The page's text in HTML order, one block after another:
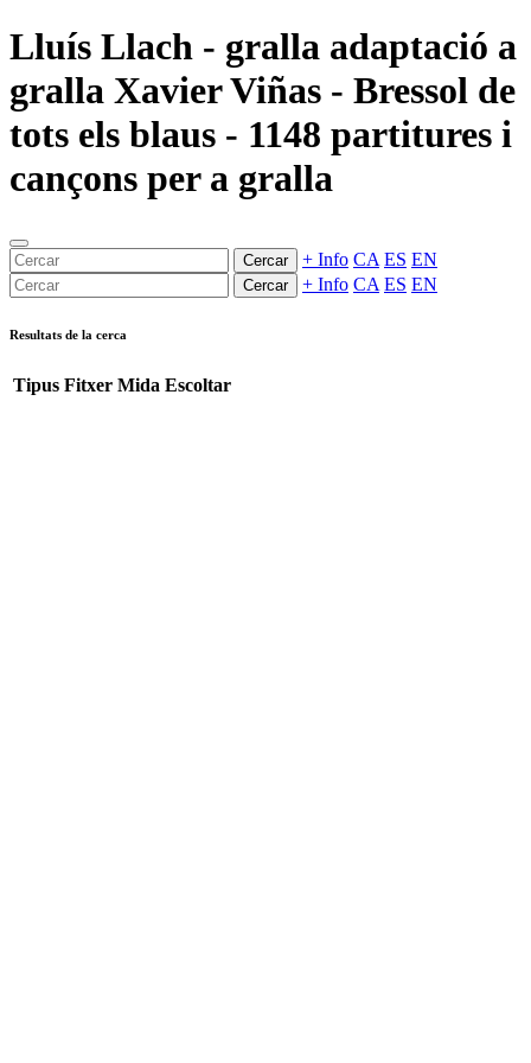
Lluís Llach - gralla adaptació a
gralla Xavier Viñas - Bressol de
tots els blaus - 1148 partitures i
cançons per a gralla
Cercar + Info CA ES EN
Cercar + Info CA ES EN
Resultats de la cerca
Tipus Fitxer Mida Escoltar